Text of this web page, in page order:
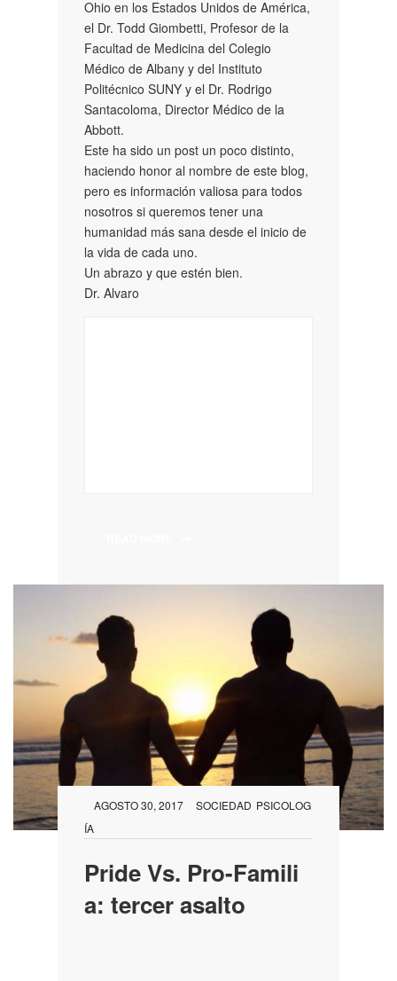
Ohio en los Estados Unidos de América,
el Dr. Todd Giombetti, Profesor de la
Facultad de Medicina del Colegio
Médico de Albany y del Instituto
Politécnico SUNY y el Dr. Rodrigo
Santacoloma, Director Médico de la
Abbott.
Este ha sido un post un poco distinto,
haciendo honor al nombre de este blog,
pero es información valiosa para todos
nosotros si queremos tener una
humanidad más sana desde el inicio de
la vida de cada uno.
Un abrazo y que estén bien.
Dr. Alvaro
AGOSTO 30, 2017 SOCIEDAD PSICOLOG
ÍA
Pride Vs. Pro-Famili
a: tercer asalto